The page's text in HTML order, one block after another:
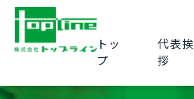
トッ
プ
代表挨
拶